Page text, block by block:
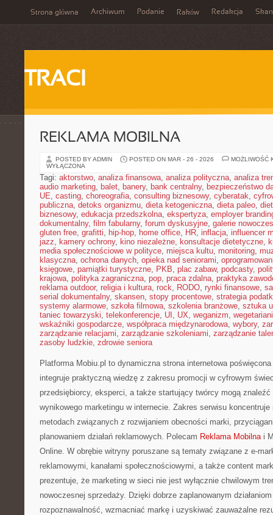
Strona główna Archiwum Podanie Raków Redakcja
TRACI
REKLAMA MOBILNA
POSTED BY ADMIN POSTED ON MAR - 26 - 2026
MOŻLIWOŚĆ
WYŁĄCZONA
Tagi: aktorstwo, analiza finansowa, analiza polityczna, analiza
audio marketing, balet, banery, bank centralny, bezpieczeństwo
UE, casting, choreografia, consulting biznesowy, cyberatak,
publiczna, detoks organizmu, dieta ketogeniczna, dieta paleo,
biznesowy, edukacja przedszkolna, ekspertyza, employer
dokumentalny, film fabularny, forum dyskusyjne, galerie
gluten free, grafitti, hip-hop, home office, HR, inflacja, influencer
jazz, kamery ochrony, kino niezależne, konsultacje dietetyczne,
media społecznościowe w polityce, miejsca kultu, monitoring,
klasyczna, ochrona danych, opieka nad seniorami,
księgowe, pamiątki turystyczne, PKB, plac zabaw, podcasty,
krajowa, polityka zagraniczna, pop, praca zdalna, praktyka
reklama outdoor, religia i kultura, rock, RODO, rynki finansowe,
serial dokumentalny, skansen, stopy procentowe, strategia
systemy alarmowe, szkoła filmowa, szkolenia branżowe, sztuka
taniec towarzyski, telekonferencje, UI , UX, weganizm,
wskaźniki gospodarcze, współpraca międzynarodowa, wybory,
zarządzanie relacjami, zarządzanie szkoleniami, zarządzanie
zasoby ludzkie, zdrowie seniora
Platforma Mobiu.pl to dynamiczna strona internetowa
integruje praktyczną wiedzę z zakresu promocji w cyfrowym
przedsiębiorcy, eksperci, a także startujący twórcy mogą
wynikowego marketingu w internecie. Zakres serwisu
metodach związanych z rozwijaniem obecności marki,
planowaniem działań reklamowych. Polecam Reklama Mobilnai
Online. W obrębie witryny poruszane są tematy związane z e-
reklamowymi, kanałami społecznościowymi, a także content
prezentuje, że marketing w sieci nie jest wyłącznie chwilowym
nowoczesnej sprzedaży. Dzięki dobrze zaplanowanym
rozpoznawalność, wzmacniać markę i uzyskiwać zauważalne